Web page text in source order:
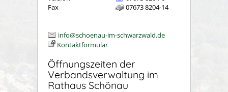
Fax
07673 8204-14
info@schoenau-im-schwarzwald.de
Kontaktformular
Öffnungszeiten der
Verbandsverwaltung im
Rathaus Schönau